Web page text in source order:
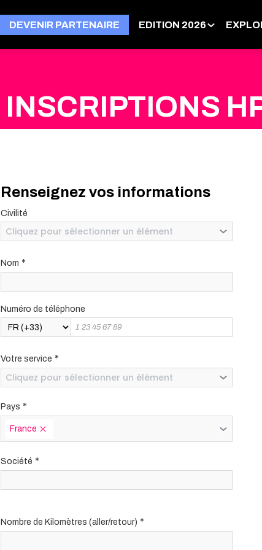
DEVENIR PARTENAIRE EDITION 2026
INSCRIPTIONS
Renseignez vos informations
Civilité
Cliquez pour sélectionner un élément
Nom *
Numéro de téléphone
Votre service *
Cliquez pour sélectionner un élément
Pays *
France
Société *
Nombre de Kilomètres (aller/retour) *